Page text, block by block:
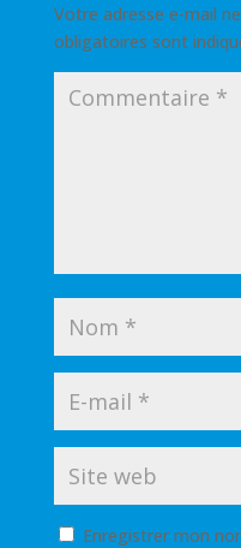
Votre adresse e-mail
obligatoires sont
Enregistrer mon